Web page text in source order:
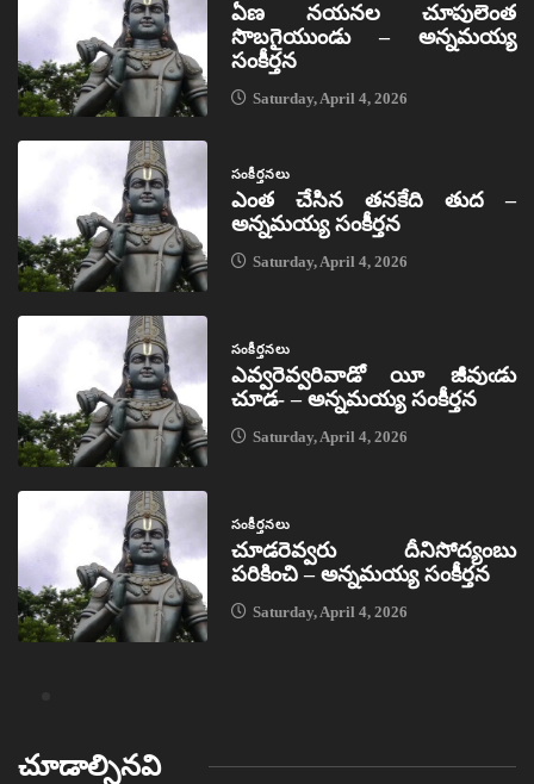
ఏణ నయనల చూపులెంత
సొబగైయుండు – అన్నమయ్య
సంకీర్తన
Saturday, April 4, 2026
సంకీర్తనలు
ఎంత చేసిన తనకేది తుద –
అన్నమయ్య సంకీర్తన
Saturday, April 4, 2026
సంకీర్తనలు
ఎవ్వరెవ్వరివాడో యీ జీవుఁడు
చూడ- – అన్నమయ్య సంకీర్తన
Saturday, April 4, 2026
సంకీర్తనలు
చూడరెవ్వరు దీనిసోద్యంబు
పరికించి – అన్నమయ్య సంకీర్తన
Saturday, April 4, 2026
చూడాల్సినవి